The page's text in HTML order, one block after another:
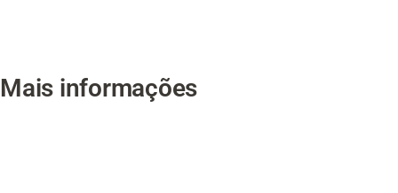
Mais informações